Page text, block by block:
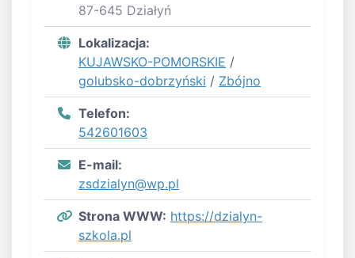
87-645 Działyń
Lokalizacja:
KUJAWSKO-POMORSKIE /
golubsko-dobrzyński / Zbójno
Telefon:
542601603
E-mail:
zsdzialyn@wp.pl
Strona WWW: https://dzialyn-
szkola.pl